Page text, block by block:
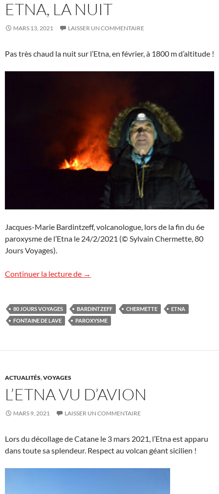
ETNA, LA NUIT
MARS 13, 2021 LAISSER UN COMMENTAIRE
Pas très chaud la nuit sur l’Etna, en février, à 1800 m d’altitude !
Jacques-Marie Bardintzeff, volcanologue, lors de la fin du 6e
paroxysme de l’Etna le 24/2/2021 (© Sylvain Chermette, 80
Jours Voyages).
Continuer la lecture de Etna, la nuit
→
80 JOURS VOYAGES BARDINTZEFF CHERMETTE
ETNA
FONTAINE DE LAVE
PAROXYSME
ACTUALITÉS,VOYAGES
L’ETNA VU D’AVION
MARS 9, 2021 LAISSER UN COMMENTAIRE
Lors du décollage de Catane le 3 mars 2021, l’Etna est apparu
dans toute sa splendeur. Respect au volcan géant sicilien !